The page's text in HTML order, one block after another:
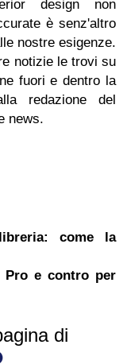
design non
è senz'altro
nostre esigenze.
notizie le trovi su
fuori e dentro la
redazione del
news.
come la
Pro e contro per
di